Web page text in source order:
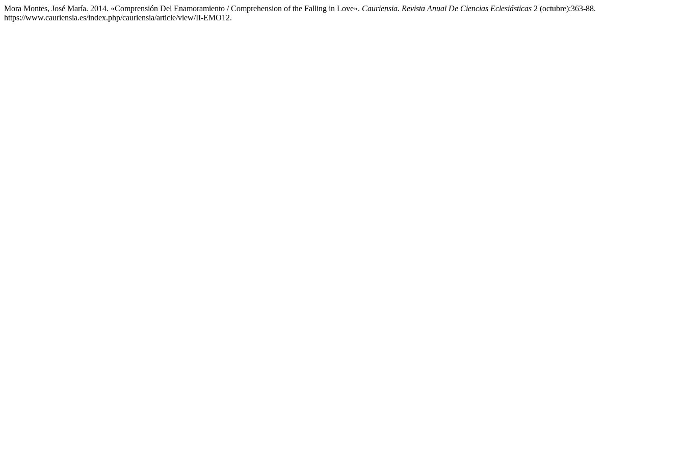
Mora Montes, José María. 2014. «Comprensión Del Enamoramiento / Comprehension of the Falling in Love». Cauriensia. Revista Anual De Ciencias Eclesiásticas 2 (octubre):363-88.
https://www.cauriensia.es/index.php/cauriensia/article/view/II-EMO12.